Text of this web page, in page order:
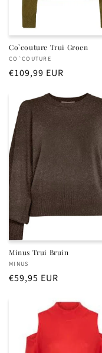
Co`couture Trui Groen
Verkoper:
CO`COUTURE
Normale
€109,99 EUR
Minus Trui Bruin
Verkoper:
MINUS
Normale
€59,95 EUR